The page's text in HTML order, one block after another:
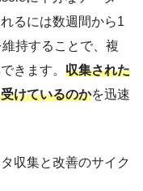
るには数週間から1
持することで、複
きます。 収集された
けているのかを迅速
収集と改善のサイク